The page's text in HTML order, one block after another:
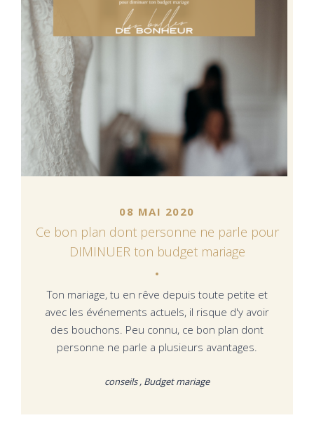
08 MAI 2020
Ce bon plan dont personne ne parle pour
DIMINUER ton budget mariage
Ton mariage, tu en rêve depuis toute petite et
avec les événements actuels, il risque d'y avoir
des bouchons. Peu connu, ce bon plan dont
personne ne parle a plusieurs avantages.
conseils , Budget mariage